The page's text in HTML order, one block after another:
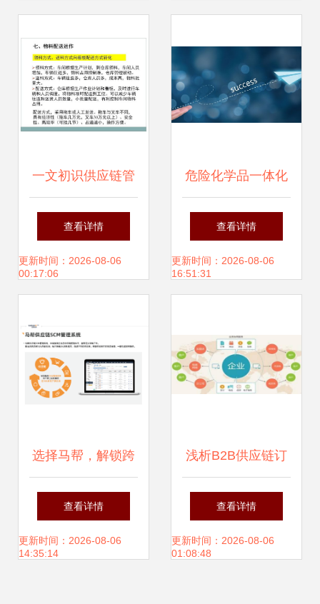
一文初识供应链管
理 以恒捷供应链为
例
查看详情
更新时间：2026-08-06
00:17:06
危险化学品一体化
供应链管理服务 以
某跨国化工企业为
查看详情
更新时间：2026-08-06
16:51:31
选择马帮，解锁跨
境电商高效增长 8
大供应链管理服务
查看详情
更新时间：2026-08-06
14:35:14
浅析B2B供应链订
单可视化管理——
以交易汇产品为例
查看详情
更新时间：2026-08-06
01:08:48